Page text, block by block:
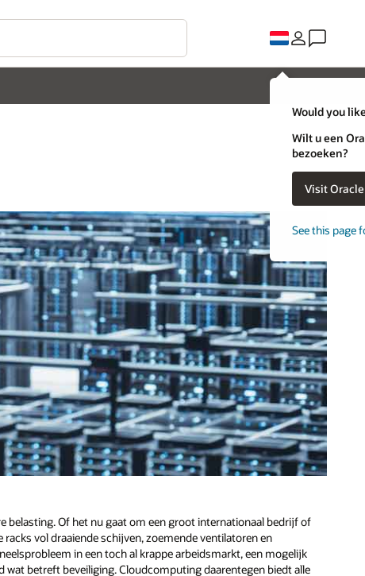
Would you
Wilt u een
bezoeken?
Visit
See this page
belasting. Of het nu gaat om een groot internationaal bedrijf of
vol draaiende schijven, zoemende ventilatoren en
in een toch al krappe arbeidsmarkt, een mogelijk
betreft beveiliging. Cloudcomputing daarentegen biedt alle